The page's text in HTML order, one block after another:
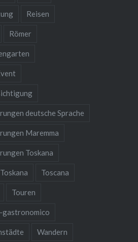
Reisen
Römer
deutsche Sprache
Maremma
Toskana
Toscana
Touren
gastronomico
Wandern